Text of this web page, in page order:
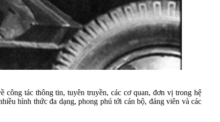
công tác thông tin, tuyên truyền, các cơ quan, đơn vị trong hệ
hình thức đa dạng, phong phú tới cán bộ, đảng viên và các